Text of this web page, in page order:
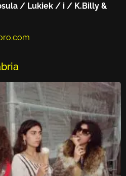
/ Lukiek / i / K.Billy &